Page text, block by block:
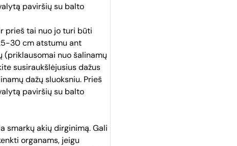
paviršių su balto
prieš tai nuo jo turi būti
30 cm atstumu ant
nuo šalinamų
susiraukšlėjusius dažus
dažų sluoksniu. Prieš
paviršių su balto
smarkų akių dirginimą. Gali
organams, jeigu